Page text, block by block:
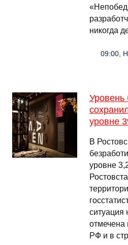
никогда
09:00,
Уровень
уровне
В
уровне
ситуация
отмечена
РФ и в